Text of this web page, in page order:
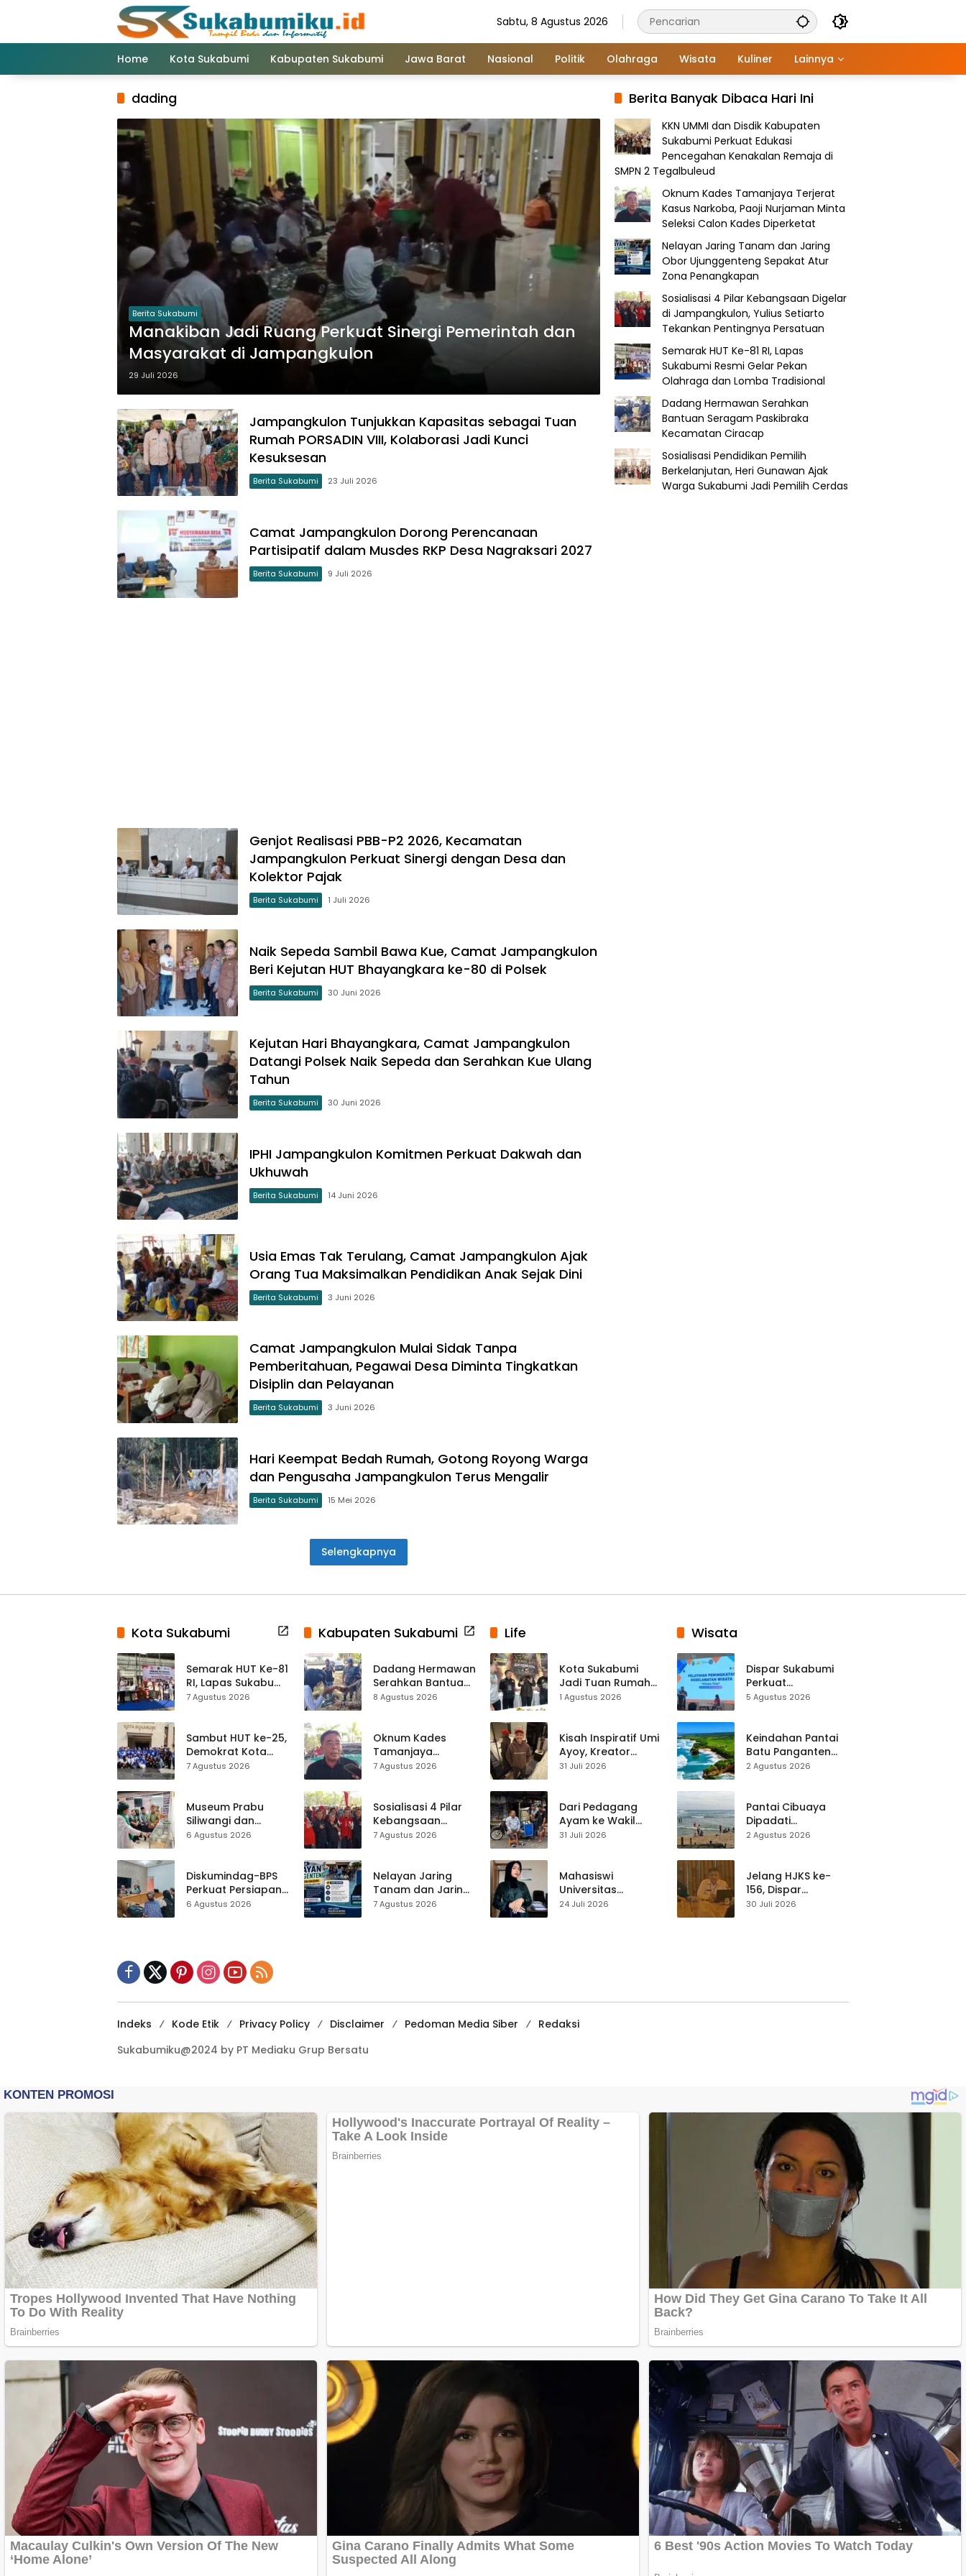
Sabtu, 8 Agustus 2026
Home Kota Sukabumi Kabupaten Sukabumi Jawa Barat Nasional Politik Olahraga Wisata Kuliner Lainnya
dading
Berita Sukabumi
Manakiban Jadi Ruang Perkuat Sinergi Pemerintah dan
Masyarakat di Jampangkulon
29 Juli 2026
Jampangkulon Tunjukkan Kapasitas sebagai Tuan
Rumah PORSADIN VIII, Kolaborasi Jadi Kunci
Kesuksesan
Berita Sukabumi 23 Juli 2026
Camat Jampangkulon Dorong Perencanaan
Partisipatif dalam Musdes RKP Desa Nagraksari 2027
Berita Sukabumi 9 Juli 2026
Genjot Realisasi PBB-P2 2026, Kecamatan
Jampangkulon Perkuat Sinergi dengan Desa dan
Kolektor Pajak
Berita Sukabumi 1 Juli 2026
Naik Sepeda Sambil Bawa Kue, Camat Jampangkulon
Beri Kejutan HUT Bhayangkara ke-80 di Polsek
Berita Sukabumi 30 Juni 2026
Kejutan Hari Bhayangkara, Camat Jampangkulon
Datangi Polsek Naik Sepeda dan Serahkan Kue Ulang
Tahun
Berita Sukabumi 30 Juni 2026
IPHI Jampangkulon Komitmen Perkuat Dakwah dan
Ukhuwah
Berita Sukabumi 14 Juni 2026
Usia Emas Tak Terulang, Camat Jampangkulon Ajak
Orang Tua Maksimalkan Pendidikan Anak Sejak Dini
Berita Sukabumi 3 Juni 2026
Camat Jampangkulon Mulai Sidak Tanpa
Pemberitahuan, Pegawai Desa Diminta Tingkatkan
Disiplin dan Pelayanan
Berita Sukabumi 3 Juni 2026
Hari Keempat Bedah Rumah, Gotong Royong Warga
dan Pengusaha Jampangkulon Terus Mengalir
Berita Sukabumi 15 Mei 2026
Selengkapnya
Berita Banyak Dibaca Hari Ini
KKN UMMI dan Disdik Kabupaten
Sukabumi Perkuat Edukasi
Pencegahan Kenakalan Remaja di
SMPN 2 Tegalbuleud
Oknum Kades Tamanjaya Terjerat
Kasus Narkoba, Paoji Nurjaman Minta
Seleksi Calon Kades Diperketat
Nelayan Jaring Tanam dan Jaring
Obor Ujunggenteng Sepakat Atur
Zona Penangkapan
Sosialisasi 4 Pilar Kebangsaan Digelar
di Jampangkulon, Yulius Setiarto
Tekankan Pentingnya Persatuan
Semarak HUT Ke-81 RI, Lapas
Sukabumi Resmi Gelar Pekan
Olahraga dan Lomba Tradisional
Dadang Hermawan Serahkan
Bantuan Seragam Paskibraka
Kecamatan Ciracap
Sosialisasi Pendidikan Pemilih
Berkelanjutan, Heri Gunawan Ajak
Warga Sukabumi Jadi Pemilih Cerdas
Kota Sukabumi
Semarak HUT Ke-81
RI, Lapas Sukabumi
Resmi Gelar Pekan
7 Agustus 2026
Sambut HUT ke-25,
Demokrat Kota
Sukabumi
ASRI Lewat Aksi
Bersih Masjid
Agung
7 Agustus 2026
Museum Prabu
Siliwangi dan
Museum Keramik
Hampir 500 Koleksi
Dipisahkan
6 Agustus 2026
Diskumindag-BPS
Perkuat Persiapan
Sensus Ekonomi,
6 Agustus 2026
Kabupaten Sukabumi
Dadang Hermawan
Serahkan Bantuan
Seragam
Ciracap
8 Agustus 2026
Oknum Kades
Tamanjaya
Terjerat Kasus
Seleksi Calon
Kades Diperketat
7 Agustus 2026
Sosialisasi 4 Pilar
Kebangsaan
Digelar di
Tekankan
Pentingnya
Persatuan
7 Agustus 2026
Nelayan Jaring
Tanam dan Jaring
Obor
7 Agustus 2026
Life
Kota Sukabumi
Jadi Tuan Rumah
Kontes Batu Akik
1 Agustus 2026
Kisah Inspiratif Umi
Ayoy, Kreator
TikTok Asal
Live Streaming
31 Juli 2026
Dari Pedagang
Ayam ke Wakil
Ketua DPRD, H.
Pasar Cisaat
31 Juli 2026
Mahasiswi
Universitas
Muhammadiyah
24 Juli 2026
Wisata
Dispar Sukabumi
Perkuat
Keselamatan
Mitigasi hingga
Teknik Evakuasi
5 Agustus 2026
Keindahan Pantai
Batu Panganten
Mulai Dilirik
2 Agustus 2026
Pantai Cibuaya
Dipadati
Wisatawan,
Waspada
2 Agustus 2026
Jelang HJKS ke-
156, Dispar
Kabupaten
30 Juli 2026
Indeks Kode Etik Privacy Policy Disclaimer Pedoman Media Siber
Redaksi
Sukabumiku@2024 by PT Mediaku Grup Bersatu